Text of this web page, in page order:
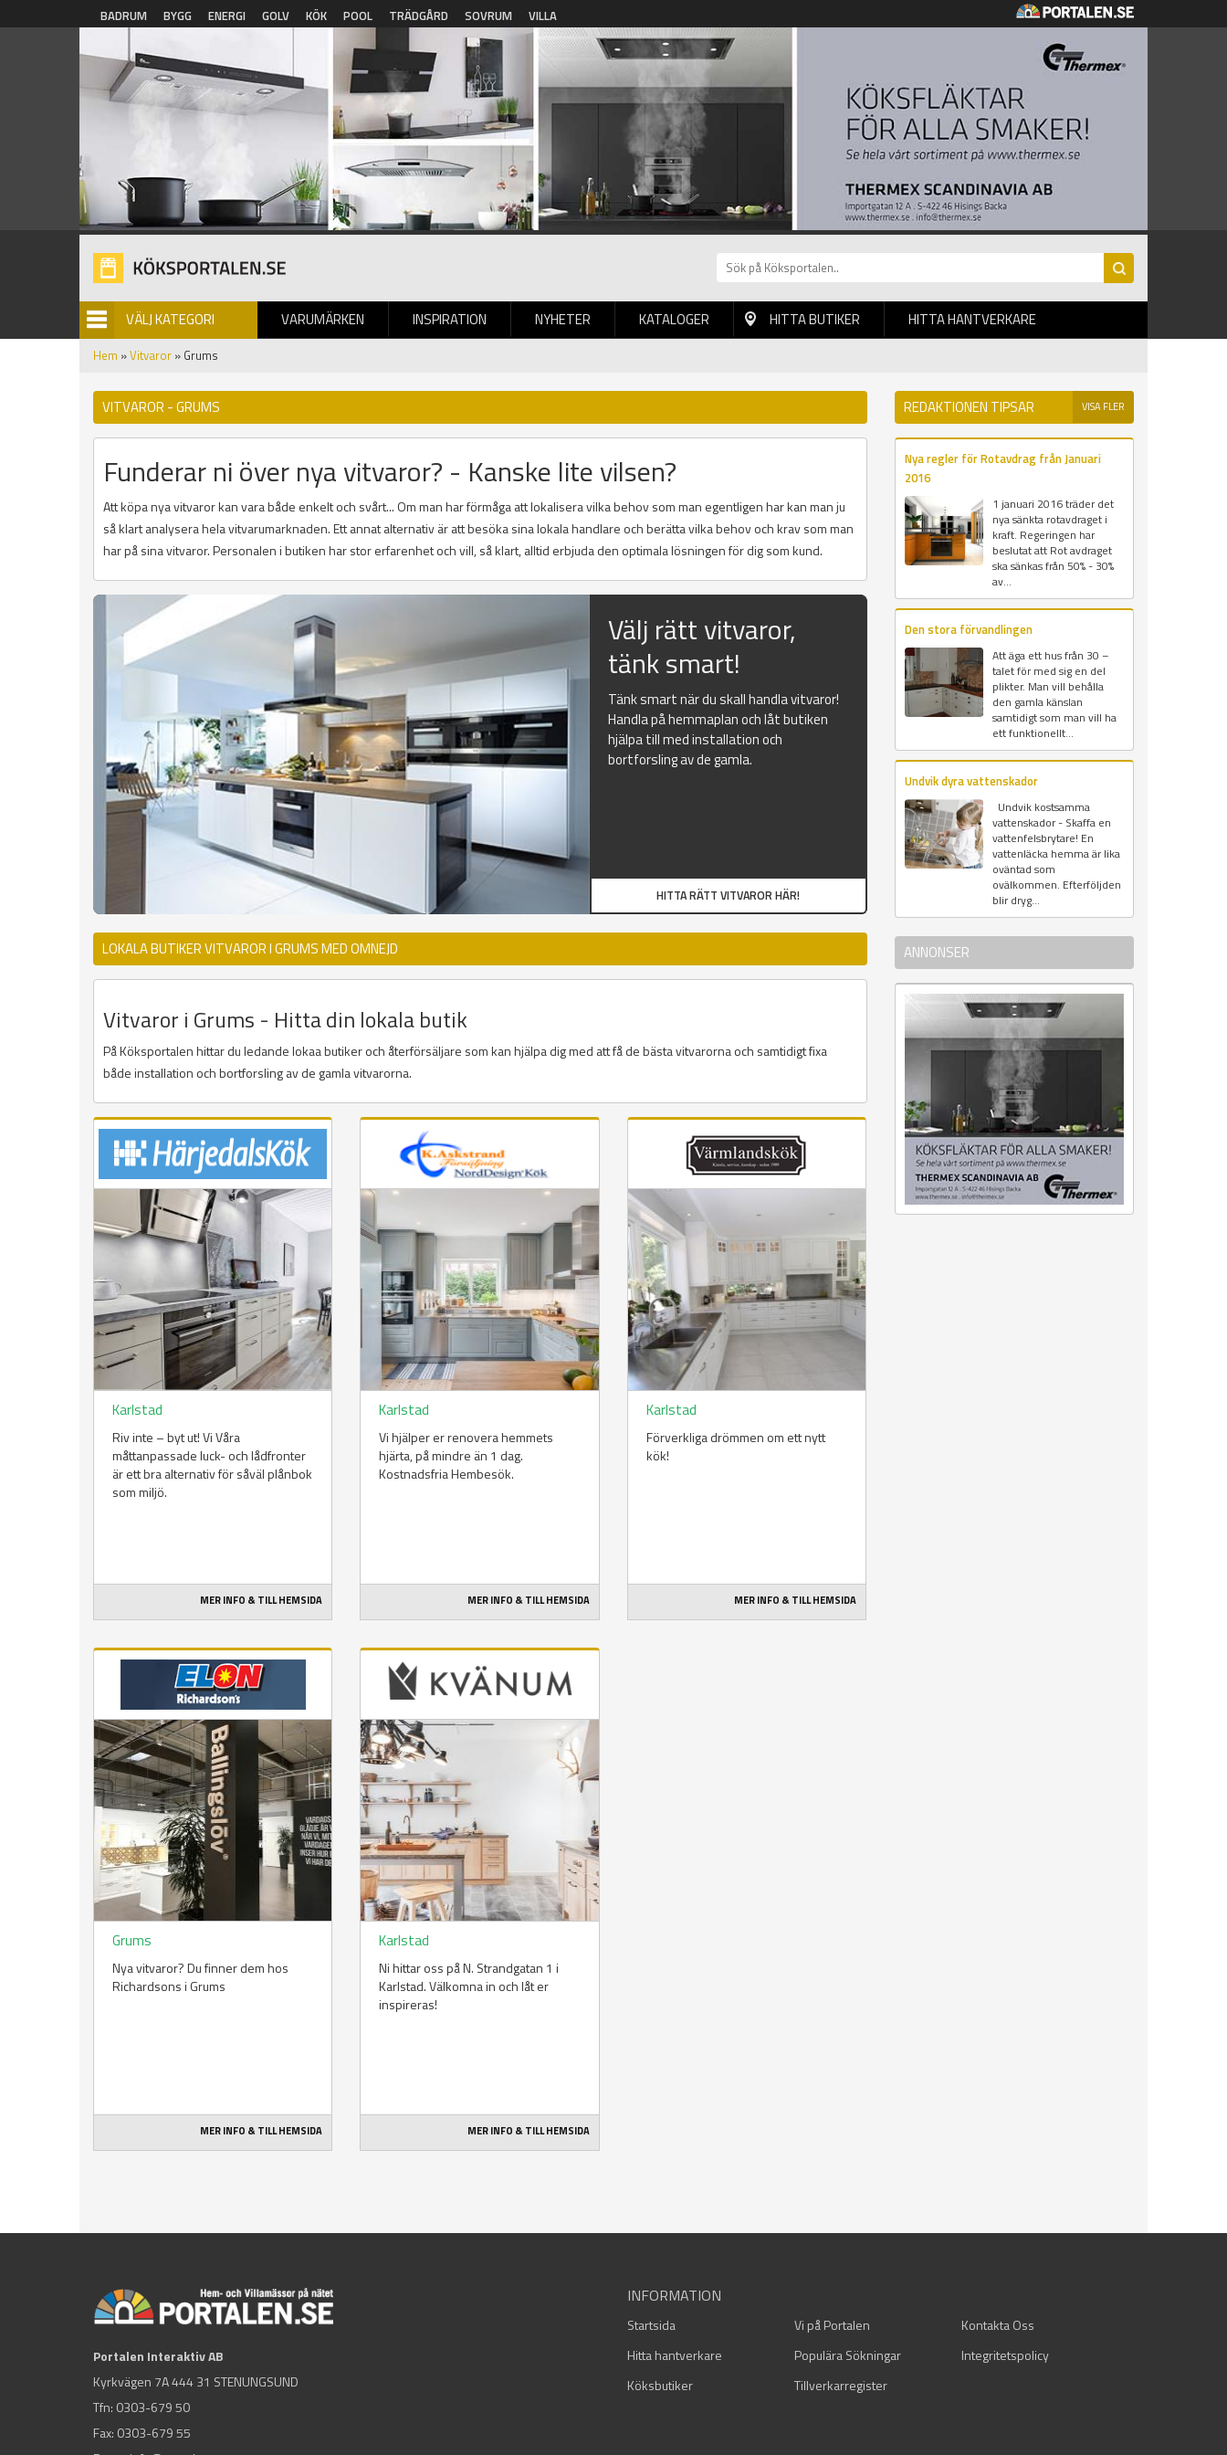
Hoppa till huvudinnehåll
BADRUM BYGG ENERGI GOLV KÖK POOL TRÄDGÅRD SOVRUM VILLA
VÄLJ KATEGORI VARUMÄRKEN INSPIRATION NYHETER
BILDGALLERI KATALOGER HITTA BUTIKER HITTA HANTVERKARE
Hem »Vitvaror » Grums
VITVAROR - GRUMS
Funderar ni över nya vitvaror? - Kanske lite vilsen?
Att köpa nya vitvaror kan vara både enkelt och svårt... Om man har förmåga att lokalisera vilka behov som man egentligen har kan man ju
så klart analysera hela vitvarumarknaden. Ett annat alternativ är att besöka sina lokala handlare och berätta vilka behov och krav som man
har på sina vitvaror. Personalen i butiken har stor erfarenhet och vill, så klart, alltid erbjuda den optimala lösningen för dig som kund.
Välj rätt vitvaror,
tänk smart!
Tänk smart när du skall handla vitvaror!
Handla på hemmaplan och låt butiken
hjälpa till med installation och
bortforsling av de gamla.
HITTA RÄTT VITVAROR HÄR!
LOKALA BUTIKER VITVAROR I GRUMS MED OMNEJD
Vitvaror i Grums - Hitta din lokala butik
På Köksportalen hittar du ledande lokaa butiker och återförsäljare som kan hjälpa dig med att få de bästa vitvarorna och samtidigt fixa
både installation och bortforsling av de gamla vitvarorna.
Karlstad
Riv inte – byt ut! Vi Våra
måttanpassade luck- och lådfronter
är ett bra alternativ för såväl plånbok
som miljö.
MER INFO & TILL HEMSIDA
Karlstad
Vi hjälper er renovera hemmets
hjärta, på mindre än 1 dag.
Kostnadsfria Hembesök.
MER INFO & TILL HEMSIDA
Karlstad
Förverkliga drömmen om ett nytt
kök!
MER INFO & TILL HEMSIDA
Grums
Nya vitvaror? Du finner dem hos
Richardsons i Grums
MER INFO & TILL HEMSIDA
Karlstad
Ni hittar oss på N. Strandgatan 1 i
Karlstad. Välkomna in och låt er
inspireras!
MER INFO & TILL HEMSIDA
REDAKTIONEN TIPSAR VISA FLER
Nya regler för Rotavdrag från Januari
2016
1 januari 2016 träder det
nya sänkta rotavdraget i
kraft. Regeringen har
beslutat att Rot avdraget
ska sänkas från 50% - 30%
av...
Den stora förvandlingen
Att äga ett hus från 30 –
talet för med sig en del
plikter. Man vill behålla
den gamla känslan
samtidigt som man vill ha
ett funktionellt...
Undvik dyra vattenskador
Undvik kostsamma
vattenskador - Skaffa en
vattenfelsbrytare! En
vattenläcka hemma är lika
oväntad som
ovälkommen. Efterföljden
blir dryg...
ANNONSER
Portalen Interaktiv AB
Kyrkvägen 7A 444 31 STENUNGSUND
Tfn: 0303-679 50
Fax: 0303-679 55
INFORMATION
Startsida Vi på Portalen
Kontakta Oss
Hitta hantverkare
Populära Sökningar
Integritetspolicy
Köksbutiker
Tillverkarregister